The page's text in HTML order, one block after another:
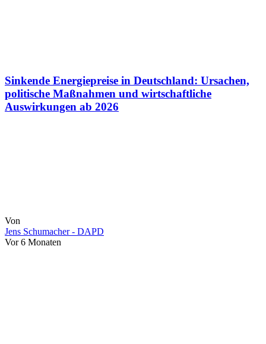
Sinkende Energiepreise in Deutschland: Ursachen,
politische Maßnahmen und wirtschaftliche
Auswirkungen ab 2026
Von
Jens Schumacher - DAPD
Vor 6 Monaten